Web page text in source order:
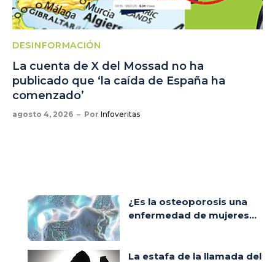
DESINFORMACIÓN
La cuenta de X del Mossad no ha
publicado que ‘la caída de España ha
comenzado’
agosto 4, 2026 Por Infoveritas
¿Es la osteoporosis una
enfermedad de mujeres...
La estafa de la llamada del